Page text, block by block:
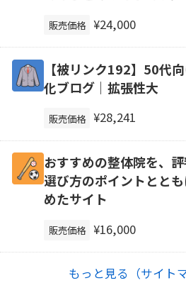
販売価格 ¥24,000
【被リンク192】50代
化ブログ｜拡張性大
販売価格 ¥28,241
おすすめの整体院を、
選び方のポイントとと
めたサイト
販売価格 ¥16,000
もっと見る（サイト